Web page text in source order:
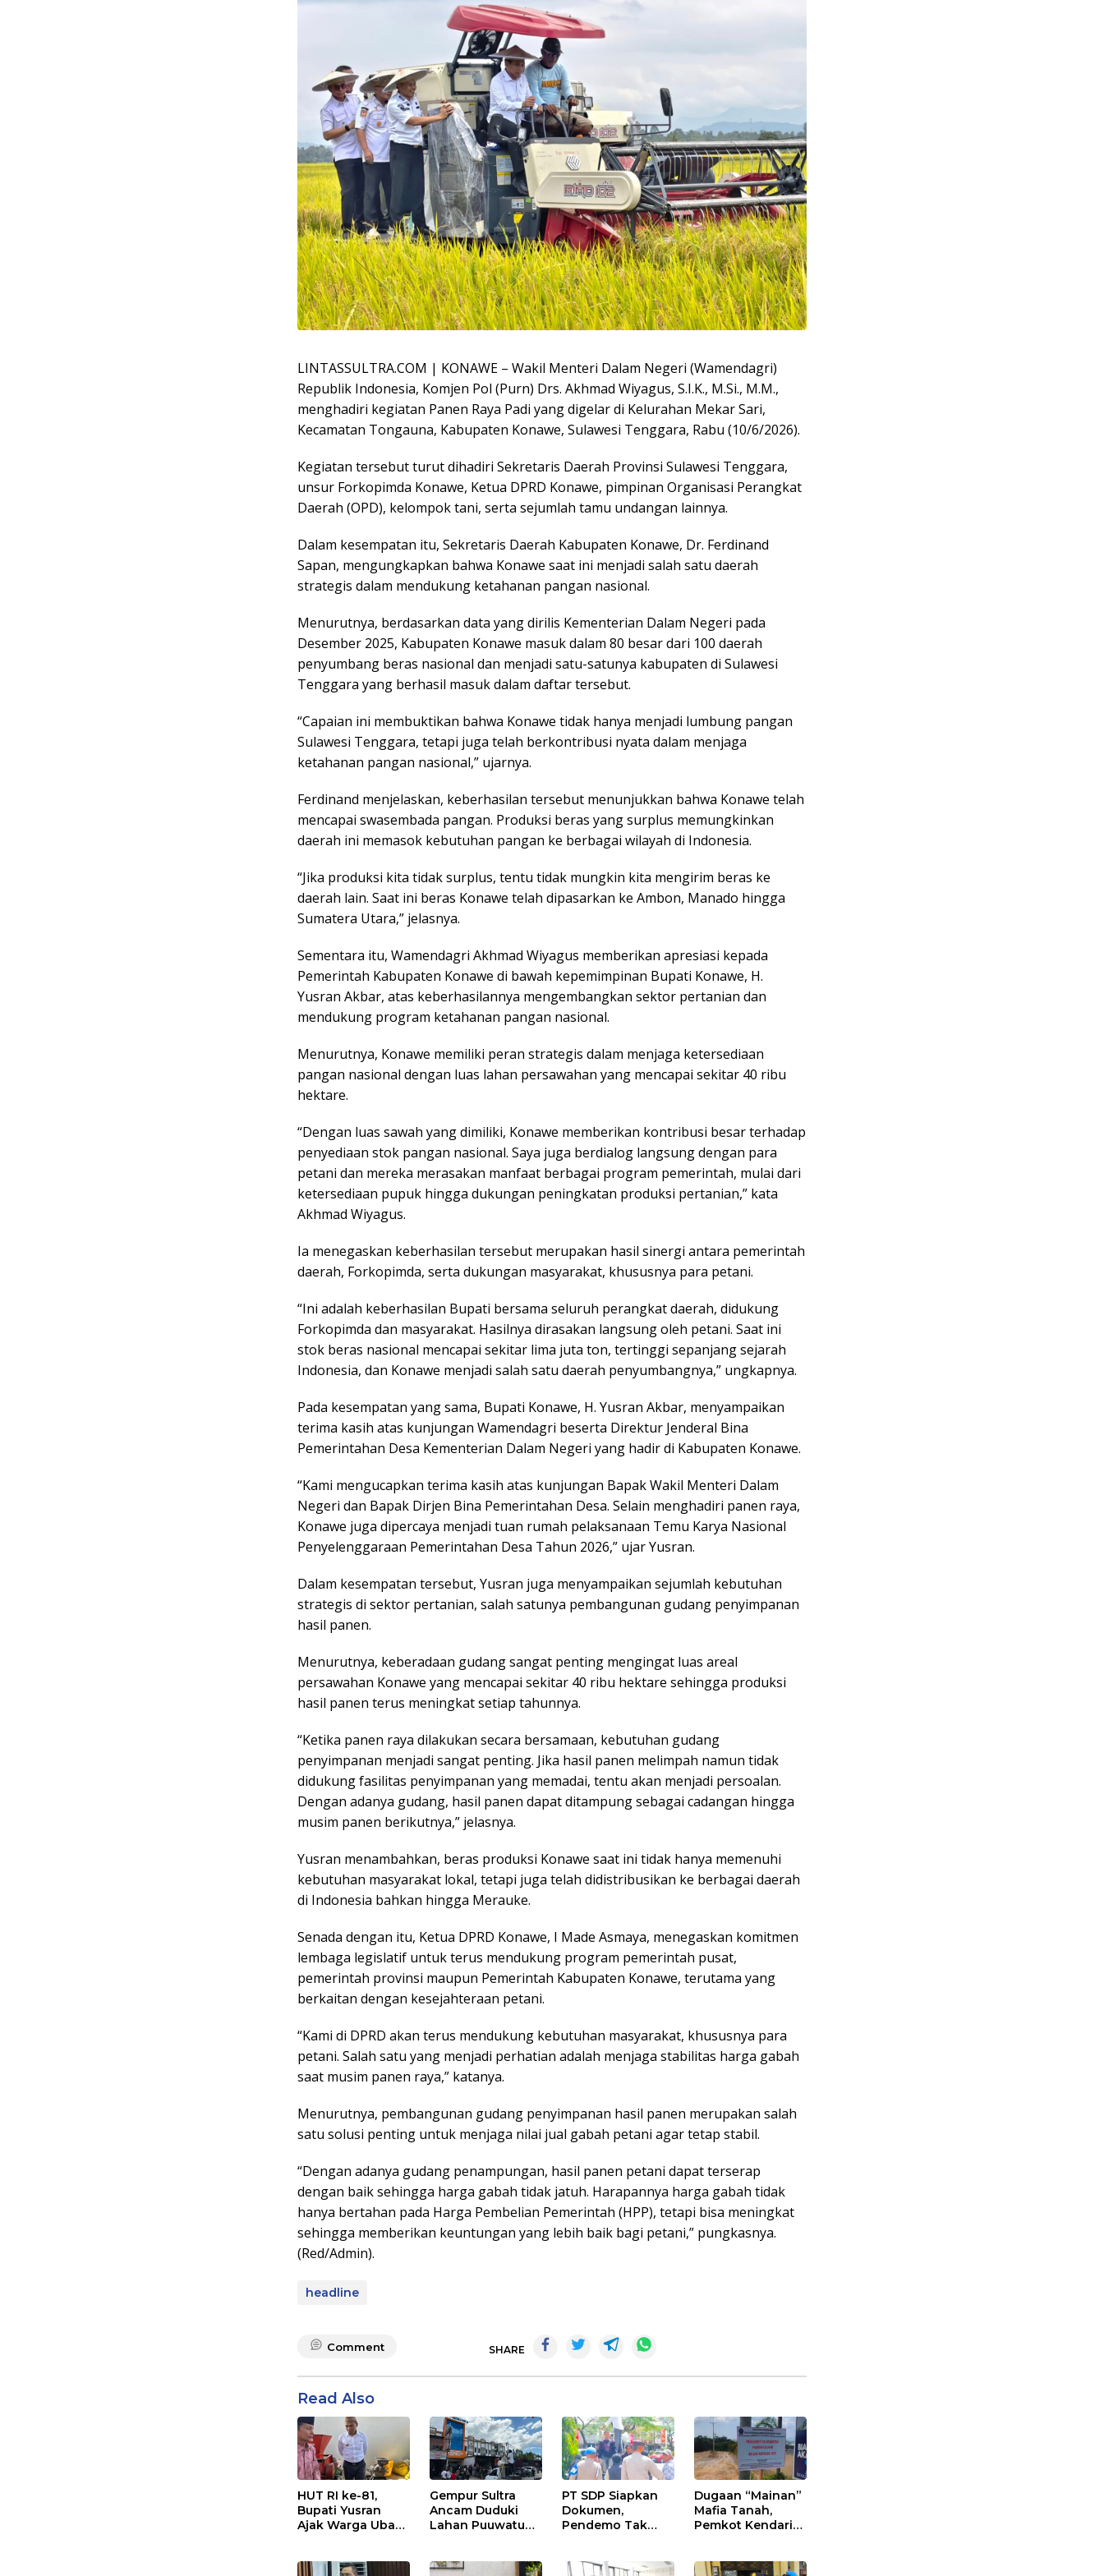
LINTASSULTRA.COM | KONAWE – Wakil Menteri Dalam Negeri (Wamendagri)
Republik Indonesia, Komjen Pol (Purn) Drs. Akhmad Wiyagus, S.I.K., M.Si., M.M.,
menghadiri kegiatan Panen Raya Padi yang digelar di Kelurahan Mekar Sari,
Kecamatan Tongauna, Kabupaten Konawe, Sulawesi Tenggara, Rabu (10/6/2026).
Kegiatan tersebut turut dihadiri Sekretaris Daerah Provinsi Sulawesi Tenggara,
unsur Forkopimda Konawe, Ketua DPRD Konawe, pimpinan Organisasi Perangkat
Daerah (OPD), kelompok tani, serta sejumlah tamu undangan lainnya.
Dalam kesempatan itu, Sekretaris Daerah Kabupaten Konawe, Dr. Ferdinand
Sapan, mengungkapkan bahwa Konawe saat ini menjadi salah satu daerah
strategis dalam mendukung ketahanan pangan nasional.
Menurutnya, berdasarkan data yang dirilis Kementerian Dalam Negeri pada
Desember 2025, Kabupaten Konawe masuk dalam 80 besar dari 100 daerah
penyumbang beras nasional dan menjadi satu-satunya kabupaten di Sulawesi
Tenggara yang berhasil masuk dalam daftar tersebut.
“Capaian ini membuktikan bahwa Konawe tidak hanya menjadi lumbung pangan
Sulawesi Tenggara, tetapi juga telah berkontribusi nyata dalam menjaga
ketahanan pangan nasional,” ujarnya.
Ferdinand menjelaskan, keberhasilan tersebut menunjukkan bahwa Konawe telah
mencapai swasembada pangan. Produksi beras yang surplus memungkinkan
daerah ini memasok kebutuhan pangan ke berbagai wilayah di Indonesia.
“Jika produksi kita tidak surplus, tentu tidak mungkin kita mengirim beras ke
daerah lain. Saat ini beras Konawe telah dipasarkan ke Ambon, Manado hingga
Sumatera Utara,” jelasnya.
Sementara itu, Wamendagri Akhmad Wiyagus memberikan apresiasi kepada
Pemerintah Kabupaten Konawe di bawah kepemimpinan Bupati Konawe, H.
Yusran Akbar, atas keberhasilannya mengembangkan sektor pertanian dan
mendukung program ketahanan pangan nasional.
Menurutnya, Konawe memiliki peran strategis dalam menjaga ketersediaan
pangan nasional dengan luas lahan persawahan yang mencapai sekitar 40 ribu
hektare.
“Dengan luas sawah yang dimiliki, Konawe memberikan kontribusi besar terhadap
penyediaan stok pangan nasional. Saya juga berdialog langsung dengan para
petani dan mereka merasakan manfaat berbagai program pemerintah, mulai dari
ketersediaan pupuk hingga dukungan peningkatan produksi pertanian,” kata
Akhmad Wiyagus.
Ia menegaskan keberhasilan tersebut merupakan hasil sinergi antara pemerintah
daerah, Forkopimda, serta dukungan masyarakat, khususnya para petani.
“Ini adalah keberhasilan Bupati bersama seluruh perangkat daerah, didukung
Forkopimda dan masyarakat. Hasilnya dirasakan langsung oleh petani. Saat ini
stok beras nasional mencapai sekitar lima juta ton, tertinggi sepanjang sejarah
Indonesia, dan Konawe menjadi salah satu daerah penyumbangnya,” ungkapnya.
Pada kesempatan yang sama, Bupati Konawe, H. Yusran Akbar, menyampaikan
terima kasih atas kunjungan Wamendagri beserta Direktur Jenderal Bina
Pemerintahan Desa Kementerian Dalam Negeri yang hadir di Kabupaten Konawe.
“Kami mengucapkan terima kasih atas kunjungan Bapak Wakil Menteri Dalam
Negeri dan Bapak Dirjen Bina Pemerintahan Desa. Selain menghadiri panen raya,
Konawe juga dipercaya menjadi tuan rumah pelaksanaan Temu Karya Nasional
Penyelenggaraan Pemerintahan Desa Tahun 2026,” ujar Yusran.
Dalam kesempatan tersebut, Yusran juga menyampaikan sejumlah kebutuhan
strategis di sektor pertanian, salah satunya pembangunan gudang penyimpanan
hasil panen.
Menurutnya, keberadaan gudang sangat penting mengingat luas areal
persawahan Konawe yang mencapai sekitar 40 ribu hektare sehingga produksi
hasil panen terus meningkat setiap tahunnya.
“Ketika panen raya dilakukan secara bersamaan, kebutuhan gudang
penyimpanan menjadi sangat penting. Jika hasil panen melimpah namun tidak
didukung fasilitas penyimpanan yang memadai, tentu akan menjadi persoalan.
Dengan adanya gudang, hasil panen dapat ditampung sebagai cadangan hingga
musim panen berikutnya,” jelasnya.
Yusran menambahkan, beras produksi Konawe saat ini tidak hanya memenuhi
kebutuhan masyarakat lokal, tetapi juga telah didistribusikan ke berbagai daerah
di Indonesia bahkan hingga Merauke.
Senada dengan itu, Ketua DPRD Konawe, I Made Asmaya, menegaskan komitmen
lembaga legislatif untuk terus mendukung program pemerintah pusat,
pemerintah provinsi maupun Pemerintah Kabupaten Konawe, terutama yang
berkaitan dengan kesejahteraan petani.
“Kami di DPRD akan terus mendukung kebutuhan masyarakat, khususnya para
petani. Salah satu yang menjadi perhatian adalah menjaga stabilitas harga gabah
saat musim panen raya,” katanya.
Menurutnya, pembangunan gudang penyimpanan hasil panen merupakan salah
satu solusi penting untuk menjaga nilai jual gabah petani agar tetap stabil.
“Dengan adanya gudang penampungan, hasil panen petani dapat terserap
dengan baik sehingga harga gabah tidak jatuh. Harapannya harga gabah tidak
hanya bertahan pada Harga Pembelian Pemerintah (HPP), tetapi bisa meningkat
sehingga memberikan keuntungan yang lebih baik bagi petani,” pungkasnya.
(Red/Admin).
headline
Comment SHARE
Read Also
HUT RI ke-81,
Bupati Yusran
Ajak Warga Ubah
Penghasilan
Gempur Sultra
Ancam Duduki
Lahan Puuwatu
PT SDP Siapkan
Dokumen,
Pendemo Tak
Data
Dugaan “Mainan”
Mafia Tanah,
Pemkot Kendari
Sengketa Puwatu